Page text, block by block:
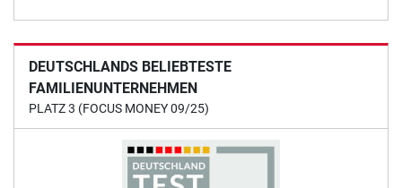
DEUTSCHLANDS BELIEBTESTE
FAMILIENUNTERNEHMEN
PLATZ 3 (FOCUS MONEY 09/25)